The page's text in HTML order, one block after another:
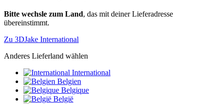
Bitte wechsle zum Land, das mit deiner Lieferadresse
übereinstimmt.
Zu 3DJake International
Anderes Lieferland wählen
International
Belgien
Belgique
België